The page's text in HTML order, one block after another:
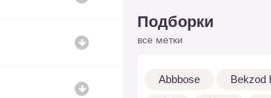
Подборки
все метки
Abbbose Bekzod